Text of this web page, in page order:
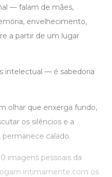
— falam de mães,
envelhecimento,
a partir de um lugar
intelectual — é sabedoria
olhar que enxerga fundo,
os silêncios e a
calado.
imagens pessoais da
intimamente com os